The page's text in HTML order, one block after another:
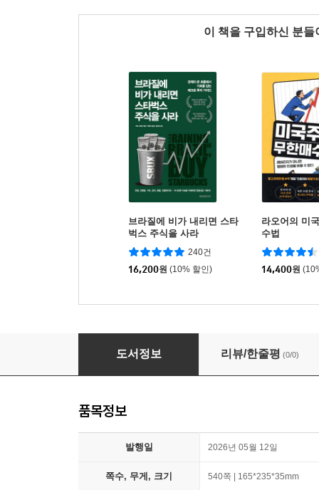
이 책을 구입하신 분
브라질에 비가 내리면 스타
벅스 주식을 사라
240건
16,200원 (10% 할인)
라오어의 미
수법
14,400원
2026 재개발 주택세금 길라잡이
도서정보 리뷰/한줄평 (0/0)
품목정보
발행일 2026년 05월 12일
쪽수, 무게, 크기 540쪽 | 165*235*35mm